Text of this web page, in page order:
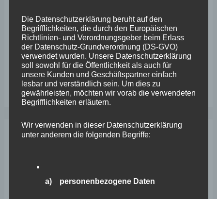
Sanierung des Sportplatzes
Engstelle in Aachener Straße – Wefelscheid: „Rübenach
erstickt im Verkehr“
Wefelscheid besichtigt Fort Konstantin
Wefelscheid bei 3-jährigem Jubiläum von Particura
April 2026
Die Datenschutzerklärung beruht auf den
Begrifflichkeiten, die durch den Europäischen
Richtlinien- und Verordnungsgeber beim Erlass
der Datenschutz-Grundverordnung (DS-GVO)
verwendet wurden. Unsere Datenschutzerklärung
soll sowohl für die Öffentlichkeit als auch für
unsere Kunden und Geschäftspartner einfach
lesbar und verständlich sein. Um dies zu
gewährleisten, möchten wir vorab die verwendeten
Begrifflichkeiten erläutern.
Wir verwenden in dieser Datenschutzerklärung
unter anderem die folgenden Begriffe:
a) personenbezogene Daten